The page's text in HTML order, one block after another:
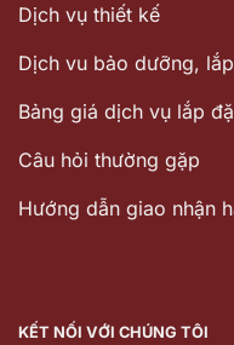
Dịch vụ thiết kế
Dịch vu bảo dưỡng,
Bảng giá dịch vụ lắp
Câu hỏi thường gặp
Hướng dẫn giao nhận
KẾT NỐI VỚI CHÚNG TÔI